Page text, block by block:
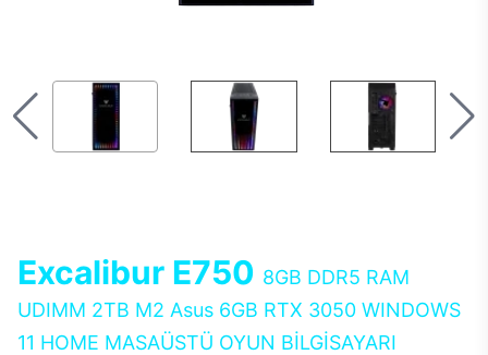
Excalibur E750 8GB DDR5 RAM
UDIMM 2TB M2 Asus 6GB RTX 3050 WINDOWS
11 HOME MASAÜSTÜ OYUN BİLGİSAYARI